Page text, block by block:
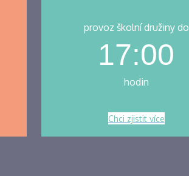
provoz školní družiny do
17:00
hodin
Chci zjistit více